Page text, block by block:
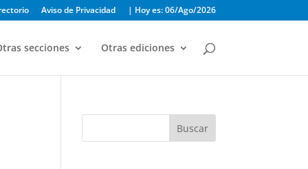
Aviso de Privacidad | Hoy es: 06/Ago/2026
secciones Otras ediciones
Buscar